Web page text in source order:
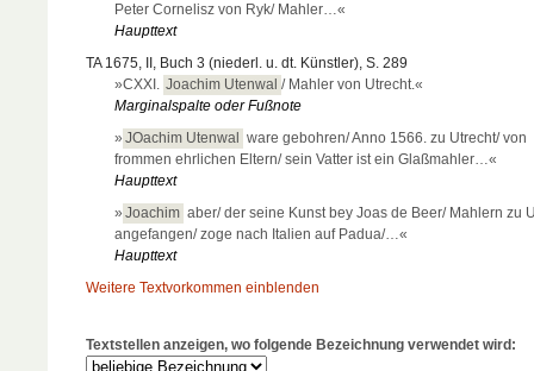
Peter Cornelisz von Ryk/ Mahler…«
Haupttext
TA 1675, II, Buch 3 (niederl. u. dt. Künstler), S. 289
»CXXI. Joachim Utenwal / Mahler von Utrecht.«
Marginalspalte oder Fußnote
» JOachim Utenwal
ware gebohren/ Anno 1566. zu Utrecht/ von
frommen ehrlichen Eltern/ sein Vatter ist ein Glaßmahler…«
Haupttext
» Joachim aber/ der seine Kunst bey Joas de Beer/ Mahlern zu
angefangen/ zoge nach Italien auf Padua/…«
Haupttext
Weitere Textvorkommen einblenden
Textstellen anzeigen, wo folgende Bezeichnung verwendet wird: